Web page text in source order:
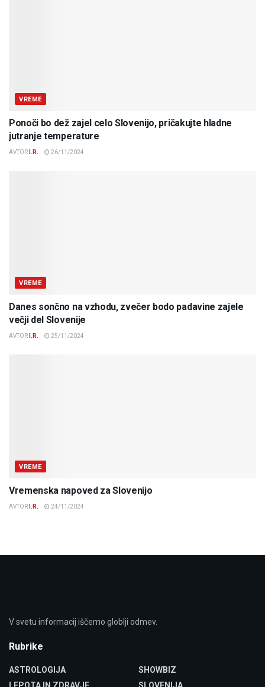
VREME
Ponoči bo dež zajel celo Slovenijo, pričakujte hladne
jutranje temperature
AVTOR I.R. 26/11/2024
VREME
Danes sončno na vzhodu, zvečer bodo padavine zajele
večji del Slovenije
AVTOR I.R. 25/11/2024
VREME
Vremenska napoved za Slovenijo
AVTOR I.R. 24/11/2024
V svetu informacij iščemo globlji odmev.
Rubrike
ASTROLOGIJA
SHOWBIZ